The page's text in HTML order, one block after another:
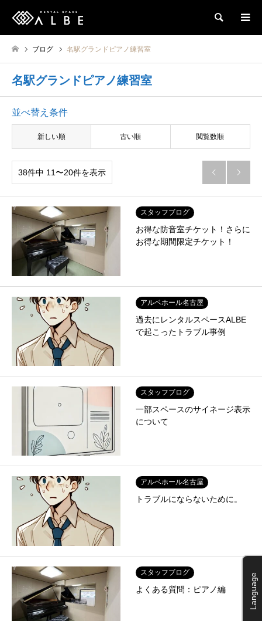
検索
ブログ 名駅グランドピアノ練習室
名駅グランドピアノ練習室
並べ替え条件
新しい順 古い順 閲覧数順
38件中 11〜20件を表示  
スタッフブログ
お得な防音室チケット！さらに
お得な期間限定チケット！
アルベホール名古屋
過去にレンタルスペースALBE
で起こったトラブル事例
スタッフブログ
一部スペースのサイネージ表示
について
アルベホール名古屋
トラブルにならないために。
スタッフブログ
よくある質問：ピアノ編 Language